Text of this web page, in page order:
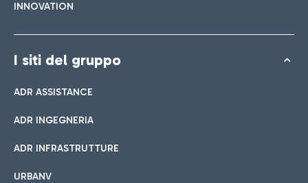
INNOVATION
I siti del gruppo
ADR ASSISTANCE
ADR INGEGNERIA
ADR INFRASTRUTTURE
URBANV